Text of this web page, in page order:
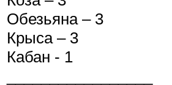
Обезьяна – 3
Крыса – 3
Кабан - 1